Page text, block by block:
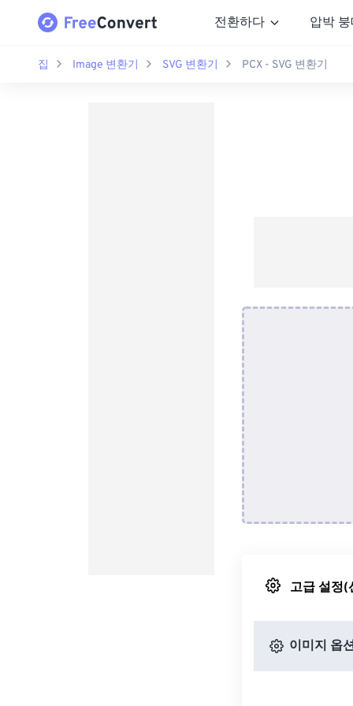
전환하다 압박
집 Image 변환기 SVG 변환기 PCX - SVG 변환기
고급 설정(
이미지 옵